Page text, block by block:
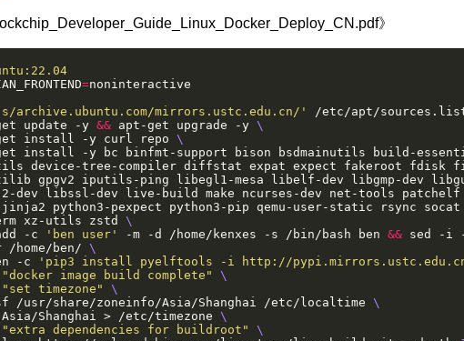
》
=
archive.ubuntu.com/mirrors.ustc.edu.cn/' /etc/apt/
update -y && apt-get upgrade -y
install -y curl repo
install -y bc binfmt-support bison bsdmainutils build-
device-tree-compiler diffstat expat expect fakeroot
gpgv2 iputils-ping libegl1-mesa libelf-dev libgmp-dev
dev libssl-dev live-build make ncurses-dev net-tools patchelf
jinja2 python3-pexpect python3-pip qemu-user-static rsync
xz-utils zstd
-c 'ben user' -m -d /home/kenxes -s /bin/bash ben && sed -i
/home/ben/
-c 'pip3 install pyelftools -i http://
"docker image build complete"
"set timezone"
/usr/share/zoneinfo/Asia/Shanghai /etc/localtime
Asia/Shanghai > /etc/timezone
"extra dependencies for buildroot"